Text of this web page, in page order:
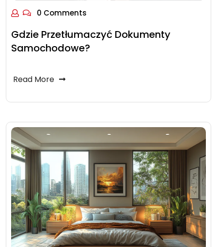
0 Comments
Gdzie Przetłumaczyć Dokumenty
Samochodowe?
Read More